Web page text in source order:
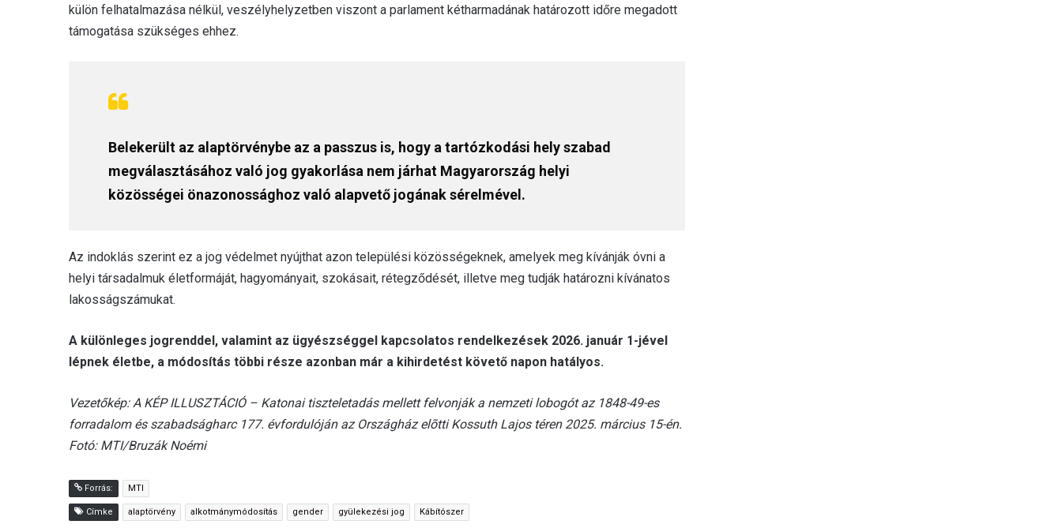
külön felhatalmazása nélkül, veszélyhelyzetben viszont a parlament kétharmadának határozott időre megadott
támogatása szükséges ehhez.
Belekerült az alaptörvénybe az a passzus is, hogy a tartózkodási hely szabad
megválasztásához való jog gyakorlása nem járhat Magyarország helyi
közösségei önazonossághoz való alapvető jogának sérelmével.
Az indoklás szerint ez a jog védelmet nyújthat azon települési közösségeknek, amelyek meg kívánják óvni a
helyi társadalmuk életformáját, hagyományait, szokásait, rétegződését, illetve meg tudják határozni kívánatos
lakosságszámukat.
A különleges jogrenddel, valamint az ügyészséggel kapcsolatos rendelkezések 2026. január 1-jével
lépnek életbe, a módosítás többi része azonban már a kihirdetést követő napon hatályos.
Vezetőkép: A KÉP ILLUSZTÁCIÓ – Katonai tiszteletadás mellett felvonják a nemzeti lobogót az 1848-49-es
forradalom és szabadságharc 177. évfordulóján az Országház elõtti Kossuth Lajos téren 2025. március 15-én.
Fotó: MTI/Bruzák Noémi
Forrás: MTI
Címke alaptörvény alkotmánymódosítás gender gyülekezési jog Kábítószer